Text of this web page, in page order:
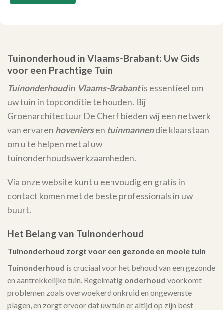
Tuinonderhoud in Vlaams-Brabant: Uw Gids
voor een Prachtige Tuin
Tuinonderhoudin Vlaams-Brabantis essentieel om
uw tuin in topconditie te houden. Bij
Groenarchitectuur De Cherf bieden wij een netwerk
van ervaren hoveniersen tuinmannendie klaarstaan
om u te helpen met al uw
tuinonderhoudswerkzaamheden.
Via onze website kunt u eenvoudig en gratis in
contact komen met de beste professionals in uw
buurt.
Het Belang van Tuinonderhoud
Tuinonderhoud zorgt voor een gezonde en mooie tuin
Tuinonderhoud is cruciaal voor het behoud van een gezonde
en aantrekkelijke tuin. Regelmatig onderhoud voorkomt
problemen zoals overwoekerd onkruid en ongewenste
plagen, en zorgt ervoor dat uw tuin er altijd op zijn best